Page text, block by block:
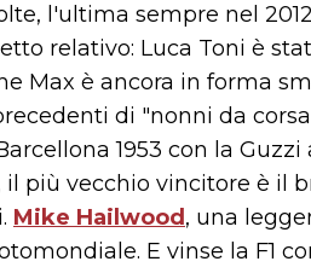
l'ultima sempre nel
relativo: Luca Toni è
Max è ancora in forma
di "nonni da
1953 con la
il più vecchio vincitore è il
Mike Hailwood , una
E vinse la F1